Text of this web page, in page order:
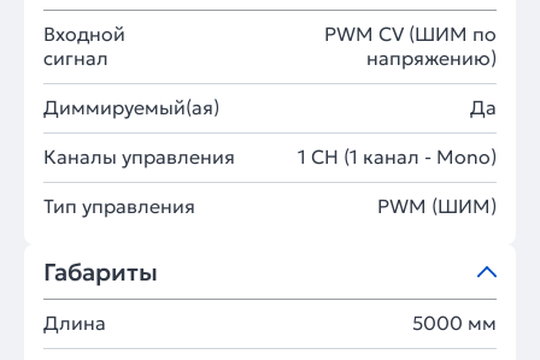
Входной
сигнал
PWM СV (ШИМ по
напряжению)
Диммируемый(ая) Да
Каналы управления 1 CH (1 канал - Mono)
Тип управления PWM (ШИМ)
Габариты
Длина 5000 мм